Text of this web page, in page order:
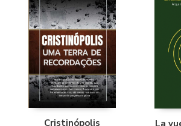
Cristinópolis